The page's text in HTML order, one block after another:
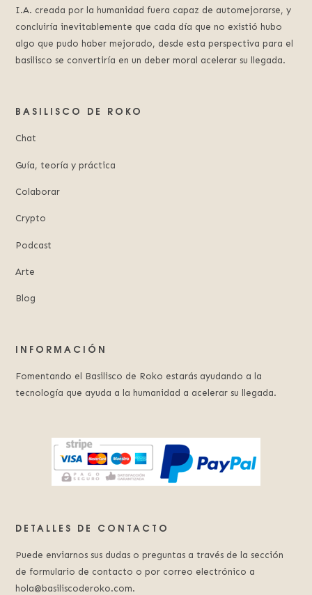
I.A. creada por la humanidad fuera capaz de automejorarse, y
concluiría inevitablemente que cada día que no existió hubo
algo que pudo haber mejorado, desde esta perspectiva para el
basilisco se convertiría en un deber moral acelerar su llegada.
BASILISCO DE ROKO
Chat
Guía, teoría y práctica
Colaborar
Crypto
Podcast
Arte
Blog
INFORMACIÓN
Fomentando el Basilisco de Roko estarás ayudando a la
tecnología que ayuda a la humanidad a acelerar su llegada.
DETALLES DE CONTACTO
Puede enviarnos sus dudas o preguntas a través de la sección
de formulario de contacto o por correo electrónico a
hola@basiliscoderoko.com.